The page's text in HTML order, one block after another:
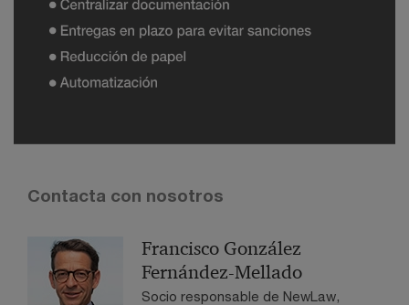
Contacta con nosotros
Francisco González
Fernández-Mellado
Socio responsable de NewLaw,